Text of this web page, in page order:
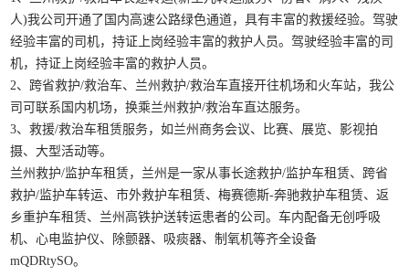
人)我公司开通了国内高速公路绿色通道，具有丰富的救援经验。驾驶
经验丰富的司机，持证上岗经验丰富的救护人员。驾驶经验丰富的司
机，持证上岗经验丰富的救护人员。
2、跨省救护/救治车、兰州救护/救治车直接开往机场和火车站，我公
司可联系国内机场，换乘兰州救护/救治车直达服务。
3、救援/救治车租赁服务，如兰州商务会议、比赛、展览、影视拍
摄、大型活动等。
兰州救护/监护车租赁，兰州是一家从事长途救护/监护车租赁、跨省
救护/监护车转运、市外救护车租赁、梅赛德斯-奔驰救护车租赁、返
乡重护车租赁、兰州高铁护送转运患者的公司。车内配备无创呼吸
机、心电监护仪、除颤器、吸痰器、制氧机等齐全设备
mQDRtySO。